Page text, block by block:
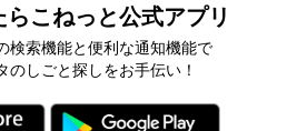
フ株式会社
た。
フ株式会社
らこねっと公式アプリ
検索機能と便利な通知機能で
のしごと探しをお手伝い！